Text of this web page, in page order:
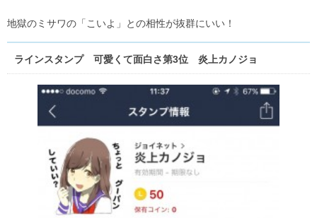
地獄のミサワの「こいよ」との相性が抜群にいい！
ラインスタンプ 可愛くて面白さ第3位 炎上カノジョ